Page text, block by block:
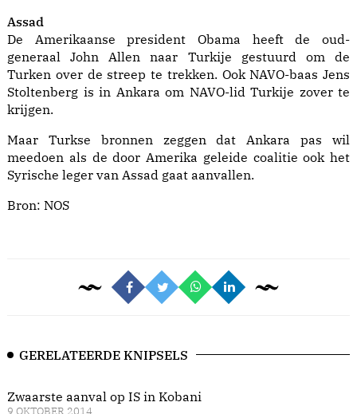
Assad
De Amerikaanse president Obama heeft de oud-
generaal John Allen naar Turkije gestuurd om de
Turken over de streep te trekken. Ook NAVO-baas Jens
Stoltenberg is in Ankara om NAVO-lid Turkije zover te
krijgen.
Maar Turkse bronnen zeggen dat Ankara pas wil
meedoen als de door Amerika geleide coalitie ook het
Syrische leger van Assad gaat aanvallen.
Bron: NOS
GERELATEERDE KNIPSELS
Zwaarste aanval op IS in Kobani
9 OKTOBER 2014